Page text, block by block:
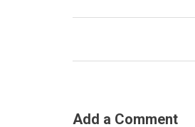
Add a Comment